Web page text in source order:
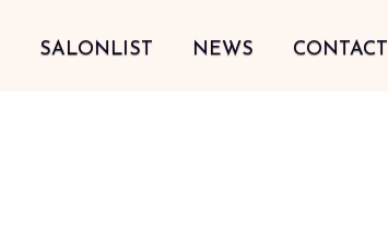
SALONLIST NEWS CONTACT